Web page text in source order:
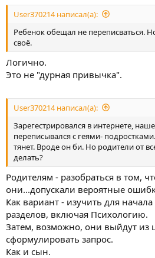
User370214 написал(а):
Ребенок обещал не переписваться.
своё.
Логично.
Это не "дурная привычка".
User370214 написал(а):
Зарегестрировался в интернете,
переписывался с геями-
тянет. Вроде он би. Но родители от
делать?
Родителям - разобраться в том,
они...допускали вероятные
Как вариант - изучить для
разделов, включая Психологию.
Затем, возможно, они выйдут из
сформулировать запрос.
Как и сын.